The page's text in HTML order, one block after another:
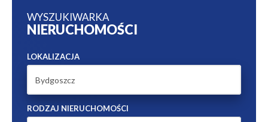
WYSZUKIWARKA
NIERUCHOMOŚCI
LOKALIZACJA
RODZAJ NIERUCHOMOŚCI